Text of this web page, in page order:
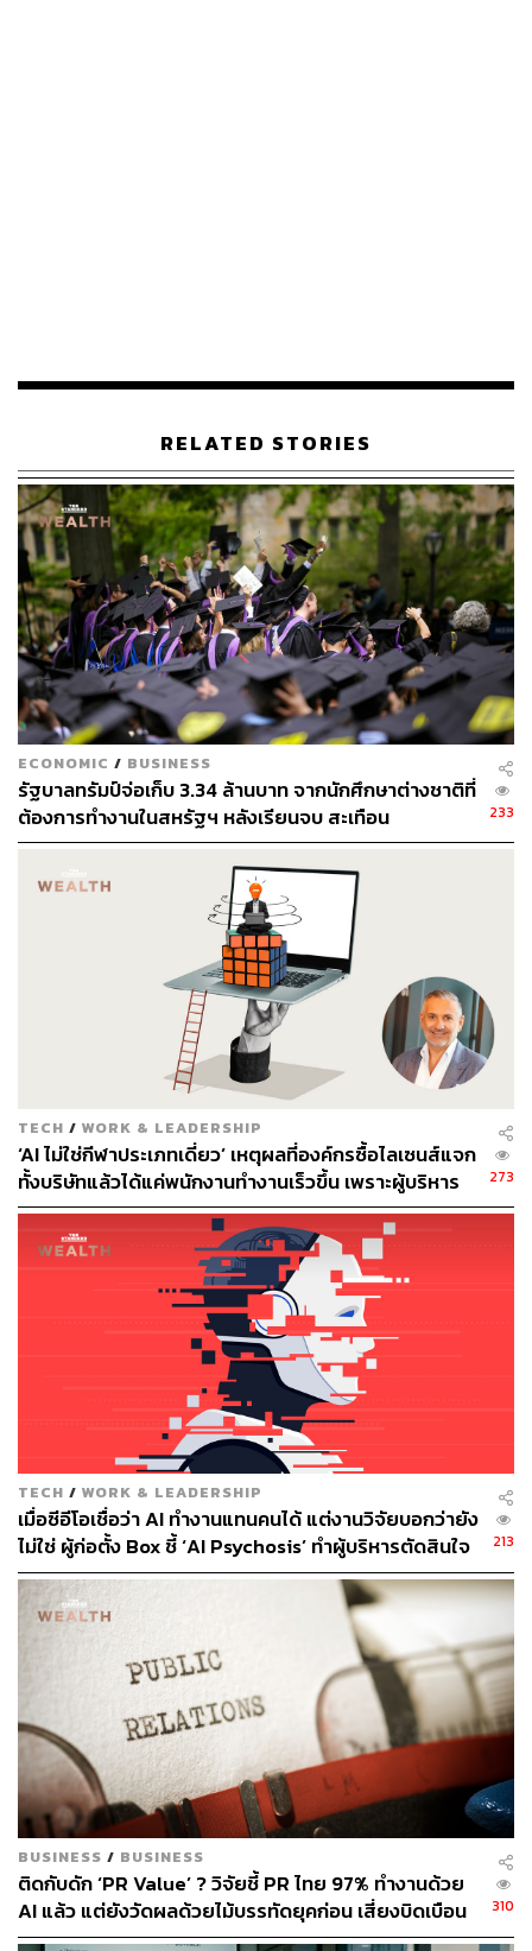
WeWork เชื่อว่าจะกลายเป็นวิธีที่ตอบโจทย์การทำงานที่ดี
ที่สุด โดยเฉพาะในโลกยุคหลังโควิด-19 คือการนำเสนอ
แนวคิดแบบ ‘Hybrid Workspace’ ที่เปิดรับให้องค์กรหรือ
บุคลากรในทีมสามารถเข้ามาทำงานในที่ทำงานได้เมื่อไร
ก็ได้ตามที่ต้องการ (ไม่ฟิกซ์ตายตัวว่าต้องทำงานที่บ้านถาวร
หรือทำงานที่ออฟฟิศอย่างเดียวเท่านั้น)
“เราพบว่าบริษัทหลายๆ แห่งทั่วโลกกำลังจะพาตัวเองเคลื่อน
มาสู่วัฒนธรรมที่มีความเป็นไฮบริดในเชิงสถานที่ทำงานมาก
ขึ้น โดยเฉพาะในไทยที่มีบริษัทจำนวนมากสอบถามเข้ามายัง
เราถึงความเป็นไปได้ในการออกแบบโมเดลสถานที่ทำงานรูป
แบบใหม่ที่จะตอบโจทย์ และมีความเหมาะสมกับพนักงาน
ของพวกเขาที่ต้องการความหยืดหยุ่น ทั้งยังรองรับการดำเนิน
ธุรกิจในอนาคตของบริษัทนั้นๆ”​ อลิซาเบธบอกเรา
จากผลการสำรวจของ WeWork ในปี 2020 พบว่า 90% ของ
กลุ่มตัวอย่างพนักงานที่ทำแบบสอบถามระบุว่า พวกเขาอยาก
กลับเข้ามาทำงานที่ออฟฟิศของตัวเองอย่างน้อย 1 วันต่อ
สัปดาห์ ซึ่งในจำนวนนี้ 20% ระบุว่า เขาอยากกลับเข้ามาที่
ออฟฟิศ สำนักงานของตัวเองทุกวัน
ขณะที่กลุ่มตัวอย่างยังบอกอีกด้วยว่า ตั้งแต่ต้อง WFH
ประสิทธิภาพในการต้องระดมความคิด Brainstorm ของพวก
เขา ก็ลดลงเฉลี่ยราว 11% ส่วนพนักงานที่ต้องทำงานร่วมกัน
เป็นทีมเป็นส่วนใหญ่ มีอัตราการลดลงของการระดมความคิด
ประชุมร่วมกันมากกว่าที่ราว 13-15% เลยทีเดียว
เมื่อเร็วๆ นี้ ในงานเสวนาเวที World Economic Forum เจส ส
ตาเลย์ (Jes Staley) ประธานเจ้าหน้าที่บริหาร Barclays และ
แมรี เออร์โดส ประธานเจ้าหน้าที่บริหาร J.P. Morgan Asset
& Wealth Management ก็สะท้อนความเห็นในทิศทาง
เดียวกัน ซึ่งทั้งคู่เชื่อว่า การทำงานที่บ้านในสถานการณ์โค
วิด-19 เป็นวิธีการที่ดี แต่แน่นอนว่ามันจะไม่ใช่ทางแก้ปัญหา
ที่ยั่งยืน เนื่องจาก WFH จำเป็นจะต้องอาศัยพลัง และแรงใจที่
ค่อนข้างมากเป็นพิเศษ แถมเราก็ยังไม่ได้รับแรงขับเคลื่อน
จากการพบเจอผู้คนรอบๆ ตัวอีกด้วย
ซึ่งท้ายที่สุดแล้ว สตาเลย์เชื่อไม่ต่างจาก WeWork ว่า วิธีการ
ที่ดีที่สุดคือการทำงานแบบ Flexible ที่พนักงานสามารถเลือก
ได้ด้วยตัวเองว่า จะเดินทางเข้ามาทำงานที่ออฟฟิศหรือ
ทำงานอยู่ที่บ้าน
สำหรับ WeWork เตรียมจะเปิดตัวแพ็กเกจใหม่ในการให้
บริการเช่าพื้นที่ทำงานในประเทศไทยด้วยกัน 2 โมเดล คือ
1. WeWork All Access– ให้บริการสมาชิกให้สามารถเข้า
ถึงที่ทำงานของ WeWork ได้ทุกที่ทั่วโลกแบบไม่จำกัด (แต่
ต้องจองล่วงหน้าก่อน)
2.WeWorkOn Demand– ให้บริการสำหรับผู้ที่ไม่ใช่สมาชิก
WeWork ด้วยออปชันการเลือกใช้บริการแบบรายชั่วโมงหรือ
รายวัน
ปัจจุบัน WeWork ให้บริการในประเทศไทยใน 4 สาขา
RELATED STORIES
ECONOMIC / BUSINESS
รัฐบาลทรัมป์จ่อเก็บ 3.34 ล้านบาท จากนักศึกษาต่างชาติที่
ต้องการทำงานในสหรัฐฯ หลังเรียนจบ สะเทือน
มหาวิทยาลัย – Silicon Valley
233
TECH / WORK & LEADERSHIP
‘AI ไม่ใช่กีฬาประเภทเดี่ยว’ เหตุผลที่องค์กรซื้อไลเซนส์แจก
ทั้งบริษัทแล้วได้แค่พนักงานทำงานเร็วขึ้น เพราะผู้บริหาร
เข้าใจ AI ผิดตั้งแต่ต้น
273
TECH / WORK & LEADERSHIP
เมื่อซีอีโอเชื่อว่า AI ทำงานแทนคนได้ แต่งานวิจัยบอกว่ายัง
ไม่ใช่ ผู้ก่อตั้ง Box ชี้ ‘AI Psychosis’ ทำผู้บริหารตัดสินใจ
ปลดคนจากสิ่งที่ไม่เคยลงมือ
213
BUSINESS / BUSINESS
ติดกับดัก ‘PR Value’ ? วิจัยชี้ PR ไทย 97% ทำงานด้วย
AI แล้ว แต่ยังวัดผลด้วยไม้บรรทัดยุคก่อน เสี่ยงบิดเบือน
ความน่าเชื่อถือที่เป็นหัวใจของแบรนด์
310